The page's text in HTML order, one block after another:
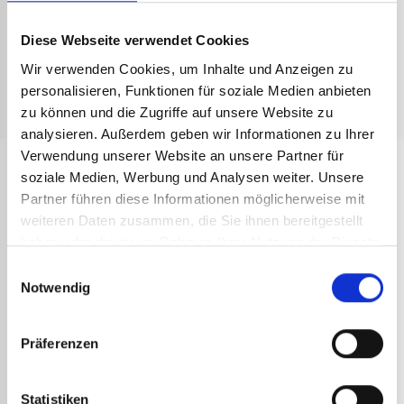
Diese Webseite verwendet Cookies
Wir verwenden Cookies, um Inhalte und Anzeigen zu
personalisieren, Funktionen für soziale Medien anbieten
zu können und die Zugriffe auf unsere Website zu
analysieren. Außerdem geben wir Informationen zu Ihrer
Verwendung unserer Website an unsere Partner für
soziale Medien, Werbung und Analysen weiter. Unsere
Partner führen diese Informationen möglicherweise mit
weiteren Daten zusammen, die Sie ihnen bereitgestellt
haben oder die sie im Rahmen Ihrer Nutzung der Dienste
Notwendig
Präferenzen
Statistiken
Düse oder der Piezozündung. Geben Sie es zu, Sie
möchten ihn jetzt ausprobieren!
TECHNISCHE DATEN
Gewicht des 70 kW-Lanze (g): 170
Gewicht des 90kW-Lanze (g): 210
Gasdurchsatz 70 kW-Lanze (kg/h): 5,22 bis 4 bar
Gasdurchsatz 90kW-Lanze (kg/h): 6,77 bis 4 bar
Verkaufsargumente Raptor Art.-Nr. 1029
Technisches Datenblatt Raptor 1029
ANDERE
REFERENZEN